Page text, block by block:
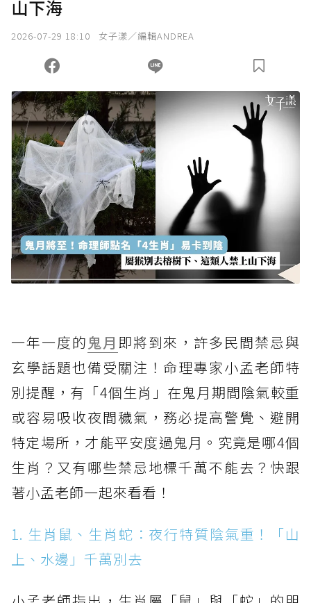
您當前剩餘 U 利點數：0點；前往 購買點數
山下海
2026-07-29 18:10 女子漾／編輯ANDREA
一年一度的 鬼月 即將到來，許多民間禁忌與
玄學話題也備受關注！命理專家小孟老師特
別提醒，有「4個生肖」在鬼月期間陰氣較重
或容易吸收夜間穢氣，務必提高警覺、避開
特定場所，才能平安度過鬼月。究竟是哪4個
生肖？又有哪些禁忌地標千萬不能去？快跟
著小孟老師一起來看看！
1. 生肖鼠、生肖蛇：夜行特質陰氣重！「山
上、水邊」千萬別去